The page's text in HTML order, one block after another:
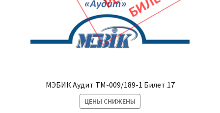
МЭБИК Аудит ТМ-009/189-1 Билет 17
ЦЕНЫ СНИЖЕНЫ